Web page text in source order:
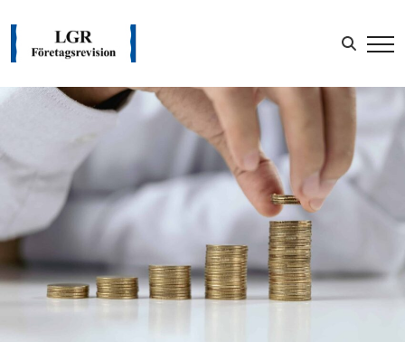
LOGGA IN
Sök efter: